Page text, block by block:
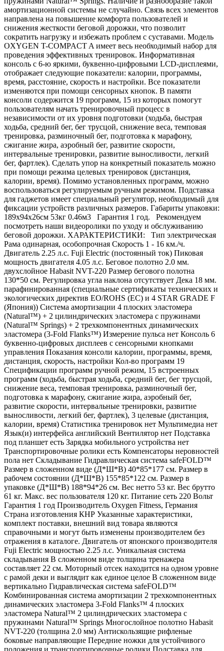
амортизационной системы не случайно. Связь всех элементов
направлена на повышение комфорта пользователей и
снижения жесткости беговой дорожки, что позволит
сократить нагрузку и избежать проблем с суставами. Модель
OXYGEN T-COMPACT A имеет весь необходимый набор для
проведения эффективных тренировок. Информативная
консоль с 6-ю яркими, буквенно-цифровыми LCD-дисплеями,
отображает следующие показатели: калории, программы,
время, расстояние, скорость и настройки. Все показатели
изменяются при помощи сенсорных кнопок. В памяти
консоли содержится 19 программ, 15 из которых помогут
пользователям начать тренировочный процесс в
независимости от их уровня подготовки (ходьба, быстрая
ходьба, средний бег, бег трусцой, снижение веса, темповая
тренировка, разминочный бег, подготовка к марафону,
сжигание жира, аэробный бег, развитие скорости,
интервальные тренировки, развитие выносливости, легкий
бег, фартлек). Сделать упор на конкретный показатель можно
при помощи режима целевых тренировок (дистанция,
калории, время). Помимо установленных программ, можно
воспользоваться регулируемым ручным режимом. Подставка
для гаджетов имеет специальный регулятор, необходимый для
фиксации устройств различных размеров. Габариты упаковки:
189х94х26см 53кг 0.46м3 Гарантия 1 год. Рекомендуем
посмотреть наши видеоролики по уходу и обслуживанию
беговой дорожки. ХАРАКТЕРИСТИКИ: Тип электрическая
Рама одинарная, особопрочная Скорость 1 - 16 км./ч.
Двигатель 2.25 л.с. Fuji Electric (постоянный ток) Пиковая
мощность двигателя 4.05 л.с. Беговое полотно 2.0 мм.
двухслойное Habasit NVT-220 Размер бегового полотна
130*50 см. Регулировка угла наклона отсутствует Дека 18 мм.
парафинированная (специальные сертификаты технических и
экологических директив EO/ROHS (ЕС) и 4 STAR GRADE F
(Япония)) Система амортизации 4 плоских эластомера
(Natural™) + 2 цилиндрических эластомера с пружинами
(Natural™ Springs) + 2 трехкомпонентных динамических
эластомера (3-Fold Flanks™) Измерение пульса нет Консоль 6
буквенно-цифровых дисплеев с сенсорными кнопками
управления Показания консоли калории, программы, время,
дистанция, скорость, настройки Кол-во программ 19
Спецификации программ ручной режим, 15 встроенных
программ (ходьба, быстрая ходьба, средний бег, бег трусцой,
снижение веса, темповая тренировка, разминочный бег,
подготовка к марафону, сжигание жира, аэробный бег,
развитие скорости, интервальные тренировки, развитие
выносливости, легкий бег, фартлек), 3 целевые (дистанция,
калории, время) Статистика тренировок нет Мультимедиа нет
Язык(и) интерфейса английский Вентилятор нет Подставка
под планшет есть Зарядка мобильного устройства нет
Транспортировочные ролики есть Компенсаторы неровностей
пола нет Складывание Гидравлическая система safeFOLD™
Размер в сложенном виде (Д*Ш*В) 40*85*177 см. Размер в
рабочем состоянии (Д*Ш*В) 155*85*122 см. Размер в
упаковке (Д*Ш*В) 188*94*26 см. Вес нетто 53 кг. Вес брутто
61 кг. Макс. вес пользователя 120 кг. Питание сеть 220 Вольт
Гарантия 1 год Производитель Oxygen Fitness, Германия
Страна изготовления КНР Указанные характеристики,
комплект поставки, внешний вид товара являются
справочными и могут быть изменены производителем без
отражения в каталоге. Двигатель от японского производителя
Fuji Electric мощностью 2.25 л.с. Уникальная система
складывания В сложенном виде толщина тренажера
составляет 22 см. Моторный отсек находится на одном уровне
с рамой деки и выглядит как единое целое В сложенном виде
вертикально Гидравлическая система safeFOLD™
Комбинированная система амортизации 2 трехкомпонентных
динамических эластомера 3-Fold Flanks™ 4 плоских
эластомера Natural™ 2 цилиндрических эластомера с
пружинами Natural™ Springs Многослойное полотно Habasit
NVT-220 (толщина 2.0 мм) Антискользящие рифленые
боковые направляющие Передние ножки для устойчивого